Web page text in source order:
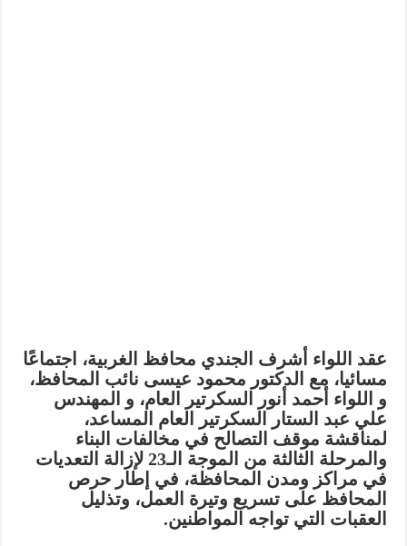
عقد اللواء أشرف الجندي محافظ الغربية، اجتماعًا
مسائيا، مع الدكتور محمود عيسى نائب المحافظ،
و اللواء أحمد أنور السكرتير العام، و المهندس
علي عبد الستار السكرتير العام المساعد،
لمناقشة موقف التصالح في مخالفات البناء
والمرحلة الثالثة من الموجة الـ23 لإزالة التعديات
في مراكز ومدن المحافظة، في إطار حرص
المحافظ على تسريع وتيرة العمل، وتذليل
العقبات التي تواجه المواطنين.